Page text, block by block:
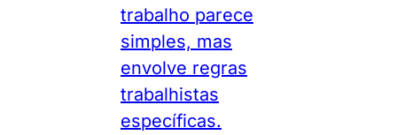
trabalho parece
simples, mas
envolve regras
trabalhistas
específicas.